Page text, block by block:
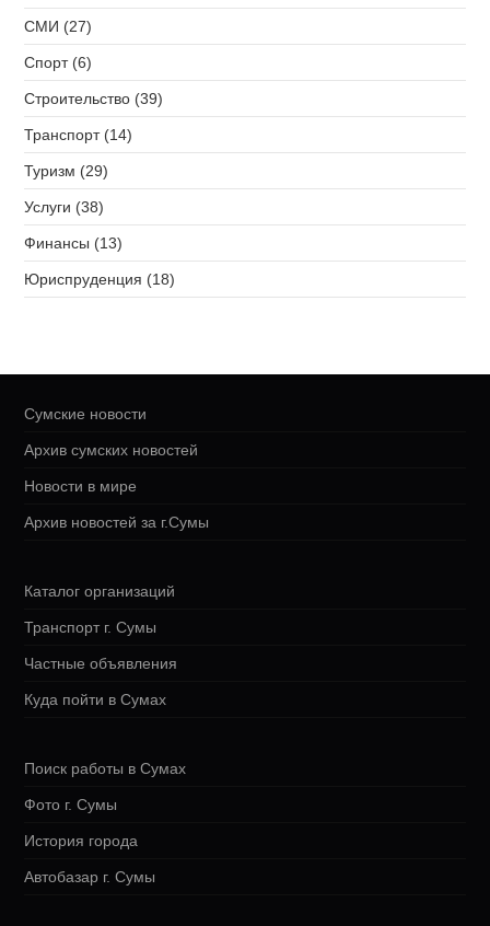
СМИ (27)
Спорт (6)
Строительство (39)
Транспорт (14)
Туризм (29)
Услуги (38)
Финансы (13)
Юриспруденция (18)
Сумские новости
Архив сумских новостей
Новости в мире
Архив новостей за г.Сумы
Каталог организаций
Транспорт г. Сумы
Частные объявления
Куда пойти в Сумах
Поиск работы в Сумах
Фото г. Сумы
История города
Автобазар г. Сумы